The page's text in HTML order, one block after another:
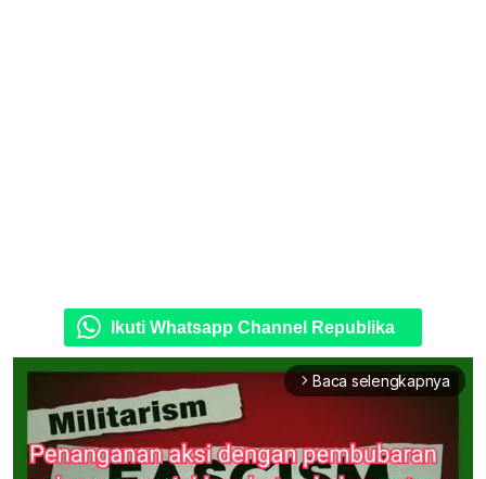
Ikuti Whatsapp Channel Republika
arrow_forward_ios Baca selengkapnya